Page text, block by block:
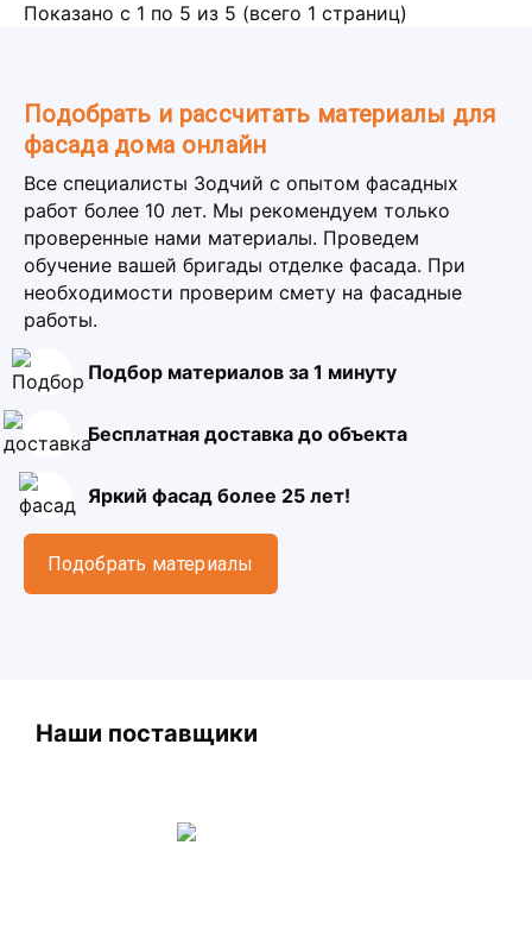
Показано с 1 по 5 из 5 (всего 1 страниц)
Подобрать и рассчитать материалы для
фасада дома онлайн
Все специалисты Зодчий с опытом фасадных
работ более 10 лет. Мы рекомендуем только
проверенные нами материалы. Проведем
обучение вашей бригады отделке фасада. При
необходимости проверим смету на фасадные
работы.
Подбор материалов за 1 минуту
Бесплатная доставка до объекта
Яркий фасад более 25 лет!
Подобрать материалы
Наши поставщики